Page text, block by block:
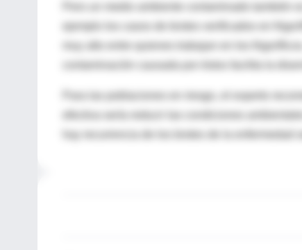
ejemplo los casos de brotes verificados en
muy alto entre quienes trabajan en los
Para las poblaciones en riesgo, el experto
efectiva sería reducir las condiciones
hay recurrencia de los brotes de la